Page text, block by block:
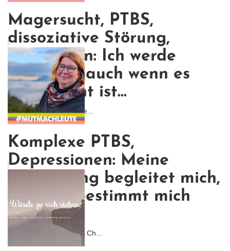
Magersucht, PTBS,
dissoziative Störung,
Depression: Ich werde
kämpfen, auch wenn es
nicht leicht ist...
Ich wollte nicht, dass me...
Komplexe PTBS,
Depressionen: Meine
Erkrankung begleitet mich,
aber sie bestimmt mich
nicht.
Ich glaube, was meinen Ch...